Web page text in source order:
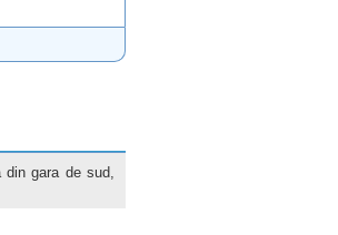
din gara de sud,